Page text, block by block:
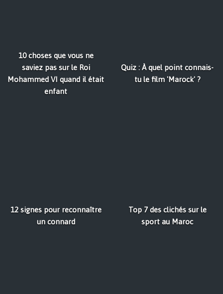
10 choses que vous ne
saviez pas sur le Roi
Mohammed VI quand il était
enfant
Quiz : À quel point connais-
tu le film 'Marock' ?
12 signes pour reconnaître
un connard
Top 7 des clichés sur le
sport au Maroc